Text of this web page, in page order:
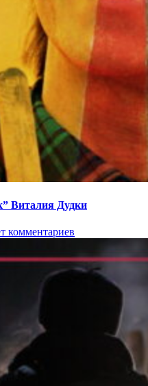
Виталия Дудки
комментариев